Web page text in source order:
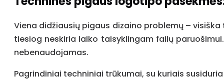
Viena didžiausių pigaus dizaino problemų –
tiesiog neskiria laiko taisyklingam failų
nebenaudojamas.
Pagrindiniai techniniai trūkumai, su kuriais